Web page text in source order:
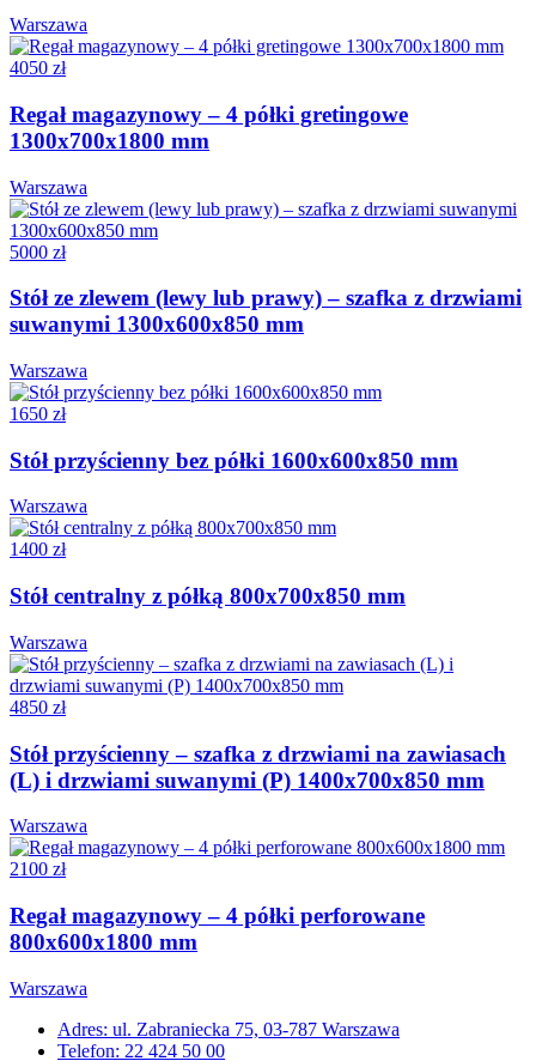
Warszawa
4050 zł
Regał magazynowy – 4 półki gretingowe
1300x700x1800 mm
Warszawa
5000 zł
Stół ze zlewem (lewy lub prawy) – szafka z drzwiami
suwanymi 1300x600x850 mm
Warszawa
1650 zł
Stół przyścienny bez półki 1600x600x850 mm
Warszawa
1400 zł
Stół centralny z półką 800x700x850 mm
Warszawa
4850 zł
Stół przyścienny – szafka z drzwiami na zawiasach
(L) i drzwiami suwanymi (P) 1400x700x850 mm
Warszawa
2100 zł
Regał magazynowy – 4 półki perforowane
800x600x1800 mm
Warszawa
Adres: ul. Zabraniecka 75, 03-787 Warszawa
Telefon: 22 424 50 00